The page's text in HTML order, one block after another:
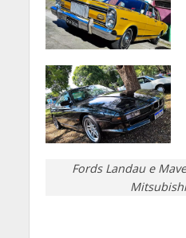
Fords Landau e